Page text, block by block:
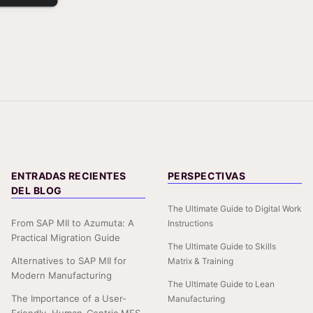
ENTRADAS RECIENTES
DEL BLOG
From SAP MII to Azumuta: A
Practical Migration Guide
Alternatives to SAP MII for
Modern Manufacturing
The Importance of a User-
PERSPECTIVAS
The Ultimate Guide to Digital Work
Instructions
The Ultimate Guide to Skills
Matrix & Training
The Ultimate Guide to Lean
Manufacturing